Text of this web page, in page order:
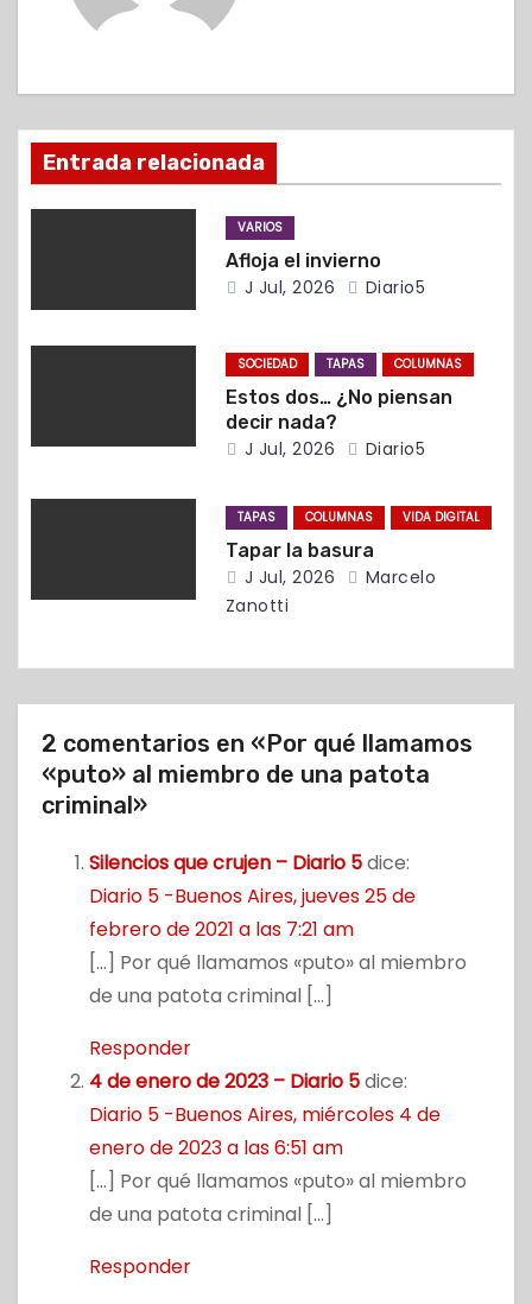
ó
n
e
s
Entrada relacionada
VARIOS
Afloja el invierno
J Jul, 2026 Diario5
SOCIEDAD TAPAS COLUMNAS
Estos dos… ¿No piensan
decir nada?
J Jul, 2026 Diario5
TAPAS COLUMNAS VIDA DIGITAL
Tapar la basura
J Jul, 2026
Marcelo
Zanotti
2 comentarios en «Por qué llamamos
«puto» al miembro de una patota
criminal»
Silencios que crujen – Diario 5dice:
Diario 5 -Buenos Aires, jueves 25 de
febrero de 2021 a las 7:21 am
[…] Por qué llamamos «puto» al miembro
de una patota criminal […]
Responder
4 de enero de 2023 – Diario 5dice:
Diario 5 -Buenos Aires, miércoles 4 de
enero de 2023 a las 6:51 am
[…] Por qué llamamos «puto» al miembro
de una patota criminal […]
Responder